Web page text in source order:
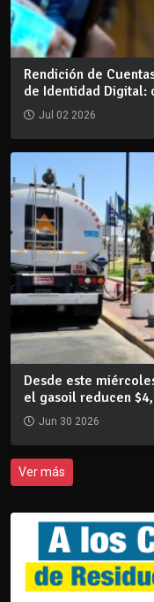
Rendición de
de Identidad Digital:
Jul 02 2026
Desde este
el gasoil reducen
Jun 30 2026
Ver más